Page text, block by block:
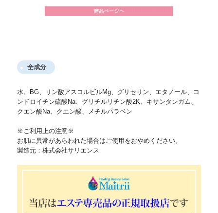
全成分
水、BG、リン酸アスコルビルMg、グリセリン、エタノール、コ
ンドロイチン硫酸Na、グリチルリチン酸2K、キサンタンガム、
クエン酸Na、クエン酸、メチルパラベン
※ご利用上の注意※
お肌に異常があらわれた場合はご使用をおやめください。
製造元：株式会社サリエンス